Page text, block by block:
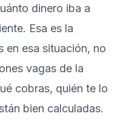
dinero iba a
Esa es la
en esa situación, no
vagas de la
cobras, quién te lo
bien calculadas.